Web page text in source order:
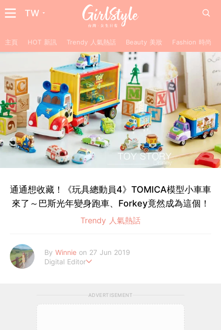
TW
主頁 HOT 新訊 Trendy 人氣熱話 Beauty 美妝 Fashion 時尚
通通想收藏！《玩具總動員4》TOMICA模型小車車
來了～巴斯光年變身跑車、Forkey竟然成為這個！
Trendy 人氣熱話
By Winnie on 27 Jun 2019
Digital Editor
ADVERTISEMENT